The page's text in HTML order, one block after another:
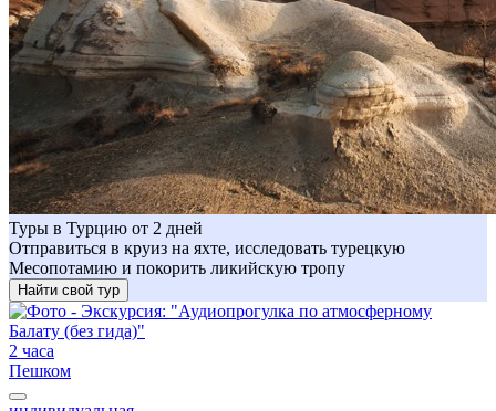
Туры в Турцию от 2 дней
Отправиться в круиз на яхте, исследовать турецкую
Месопотамию и покорить ликийскую тропу
Найти свой тур
2 часа
Пешком